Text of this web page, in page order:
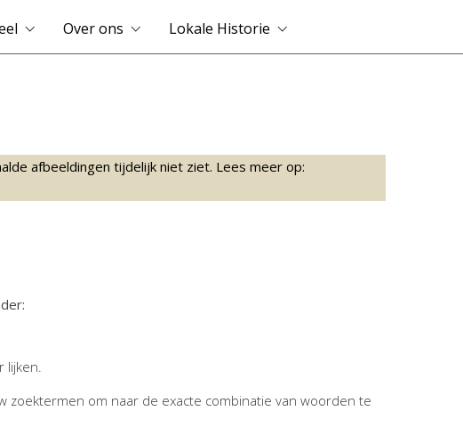
Over ons Lokale Historie
afbeeldingen tijdelijk niet ziet. Lees meer op:
zoektermen om naar de exacte combinatie van woorden te